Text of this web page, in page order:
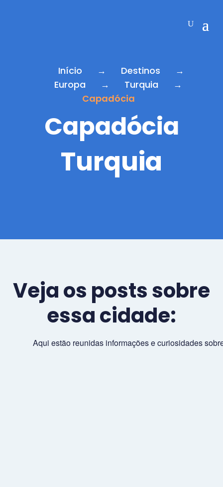
Início → Destinos
→
Europa
→ Turquia
→
Capadócia
Capadócia
Turquia
Veja os posts sobre
essa cidade:
Aqui estão reunidas informações e curiosidades